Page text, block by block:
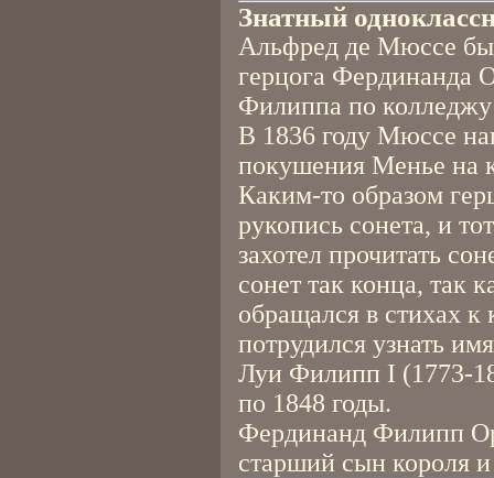
Знатный
Альфред де Мюссе
герцога Фердинанда
Филиппа по
В 1836 году Мюссе
покушения Менье на
Каким-то образом
рукопись сонета, и
захотел прочитать
сонет так конца, так
обращался в стихах
потрудился узнать
Луи Филипп I (1773-
по 1848 годы.
Фердинанд Филипп
старший сын короля